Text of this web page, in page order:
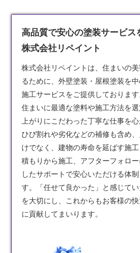
高品質で安心の塗装サービス
株式会社リペイント
株式会社リペイントは、住まいの
るために、外壁塗装 ・屋根塗装を
施工サービスをご提供しておりま
住まいに最適な塗料や施工方法を
上がりにこだわった丁寧な仕事を心
ひび割れや劣化などの補修も含め
けでなく、建物の寿命を延ばす施
積もりから施工、アフターフォロ
したサポートで安心いただける体
す。「任せて良かった」と感じて
を大切にし、これからもお客様の
に貢献してまいります。